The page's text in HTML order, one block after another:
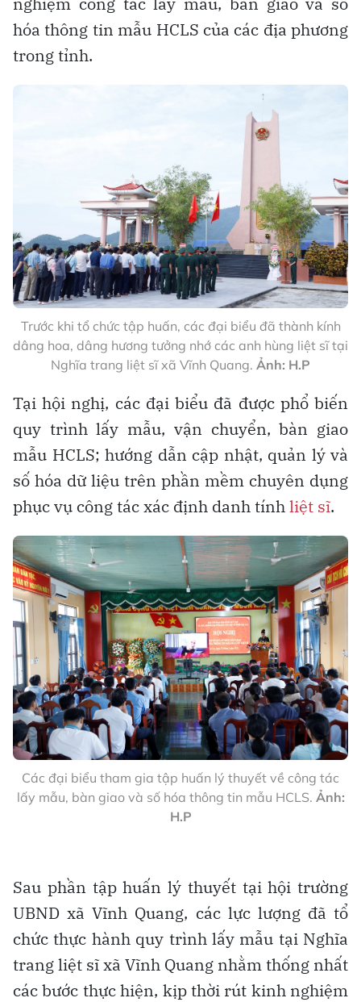
hóa thông tin mẫu HCLS của các địa phương
trong tỉnh.
Trước khi tổ chức tập huấn, các đại biểu đã thành kính
dâng hoa, dâng hương tưởng nhớ các anh hùng liệt sĩ tại
Nghĩa trang liệt sĩ xã Vĩnh Quang. Ảnh: H.P
Tại hội nghị, các đại biểu đã được phổ biến
quy trình lấy mẫu, vận chuyển, bàn giao
mẫu HCLS; hướng dẫn cập nhật, quản lý và
số hóa dữ liệu trên phần mềm chuyên dụng
phục vụ công tác xác định danh tínhliệt sĩ.
Các đại biểu tham gia tập huấn lý thuyết về công tác
lấy mẫu, bàn giao và số hóa thông tin mẫu HCLS. Ảnh:
H.P
Sau phần tập huấn lý thuyết tại hội trường
UBND xã Vĩnh Quang, các lực lượng đã tổ
chức thực hành quy trình lấy mẫu tại Nghĩa
trang liệt sĩ xã Vĩnh Quang nhằm thống nhất
các bước thực hiện, kịp thời rút kinh nghiệm